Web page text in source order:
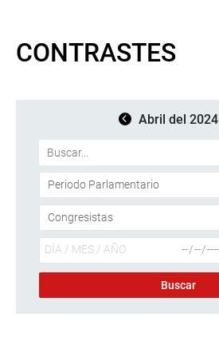
CONTRASTES
Abril del 2024